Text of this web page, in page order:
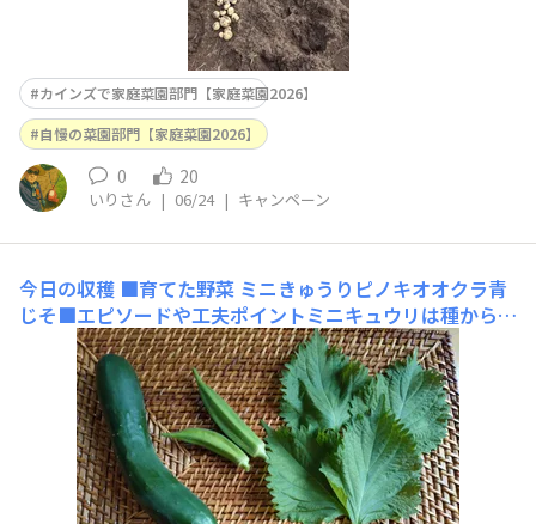
カインズで家庭菜園部門【家庭菜園2026】
自慢の菜園部門【家庭菜園2026】
0 20
いりさん | 06/24 | キャンペーン
今日の収穫 ■育てた野菜 ミニきゅうりピノキオオクラ青
じそ■エピソードや工夫ポイントミニキュウリは種から育
てました。7-8個の種が入ってたんですが、大きなプラン
ターに植えた途端、葉を虫に食べられて1つだけ育ってく
れました。黄色い花がいっぱい咲いてます。何本のミニキ
ュウリができるかな？今日は初めての収穫